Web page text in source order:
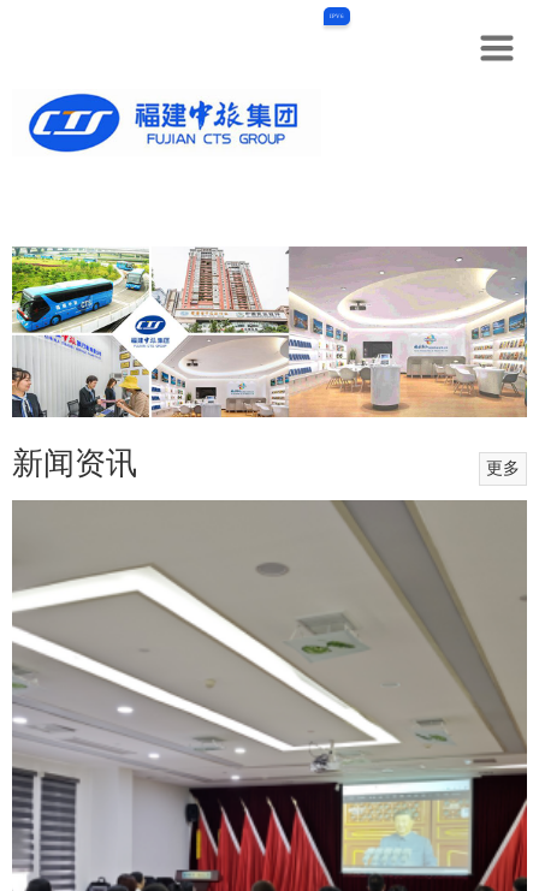
IPV6
更多
新闻资讯